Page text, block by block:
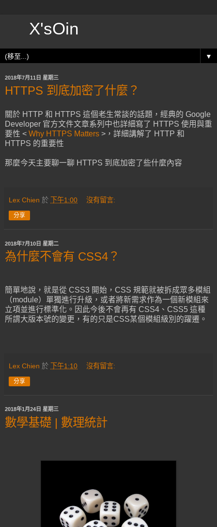
X'sOin
▼
2018年7月11日 星期三
HTTPS 到底加密了什麼？
關於 HTTP 和 HTTPS 這個老生常談的話題，經典的 Google
Developer 官方文件文章系列中也詳細寫了 HTTPS 使用與重
要性 < Why HTTPS Matters >，詳細講解了 HTTP 和
HTTPS 的重要性
那麼今天主要聊一聊 HTTPS 到底加密了些什麼內容
Lex Chien 於 下午1:00 沒有留言:
分享
2018年7月10日 星期二
為什麼不會有 CSS4？
簡單地說，就是從 CSS3 開始，CSS 規範就被拆成眾多模組
（module）單獨進行升級，或者將新需求作為一個新模組來
立項並進行標準化。因此今後不會再有 CSS4、CSS5 這種
所謂大版本號的變更，有的只是CSS某個模組級別的躍遷。
Lex Chien 於 下午1:10 沒有留言:
分享
2018年1月24日 星期三
數學基礎 | 數理統計